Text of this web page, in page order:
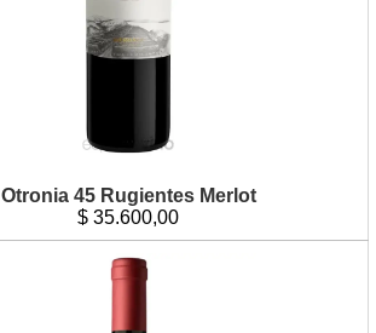
Otronia 45 Rugientes Merlot
$ 35.600,00